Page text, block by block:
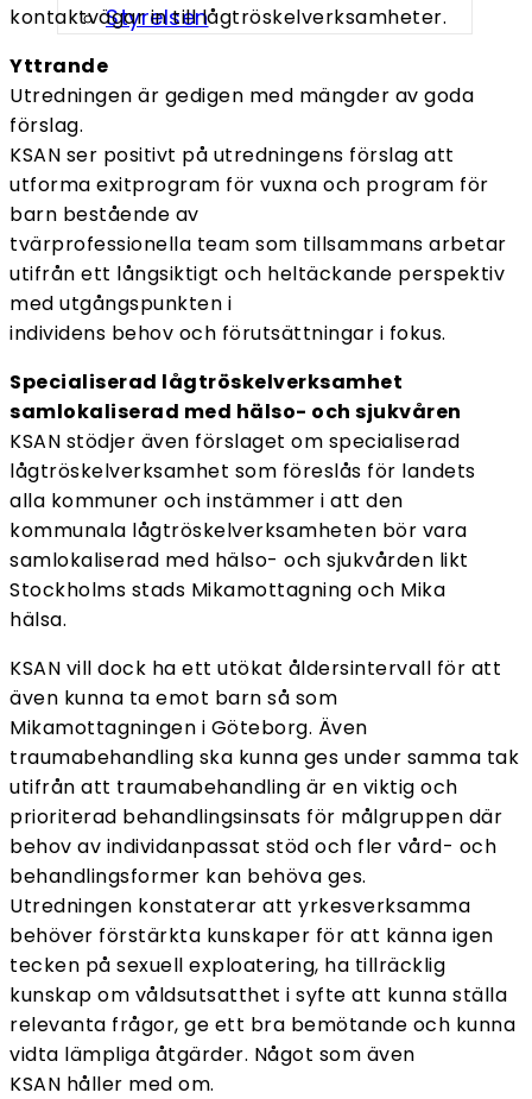
Styrelsen
kontaktvägar in till lågtröskelverksamheter.
Yttrande
Utredningen är gedigen med mängder av goda
förslag.
KSAN ser positivt på utredningens förslag att
utforma exitprogram för vuxna och program för
barn bestående av
tvärprofessionella team som tillsammans arbetar
utifrån ett långsiktigt och heltäckande perspektiv
med utgångspunkten i
individens behov och förutsättningar i fokus.
Specialiserad lågtröskelverksamhet
samlokaliserad med hälso- och sjukvåren
KSAN stödjer även förslaget om specialiserad
lågtröskelverksamhet som föreslås för landets
alla kommuner och instämmer i att den
kommunala lågtröskelverksamheten bör vara
samlokaliserad med hälso- och sjukvården likt
Stockholms stads Mikamottagning och Mika
hälsa.
KSAN vill dock ha ett utökat åldersintervall för att
även kunna ta emot barn så som
Mikamottagningen i Göteborg. Även
traumabehandling ska kunna ges under samma tak
utifrån att traumabehandling är en viktig och
prioriterad behandlingsinsats för målgruppen där
behov av individanpassat stöd och fler vård- och
behandlingsformer kan behöva ges.
Utredningen konstaterar att yrkesverksamma
behöver förstärkta kunskaper för att känna igen
tecken på sexuell exploatering, ha tillräcklig
kunskap om våldsutsatthet i syfte att kunna ställa
relevanta frågor, ge ett bra bemötande och kunna
vidta lämpliga åtgärder. Något som även
KSAN håller med om.